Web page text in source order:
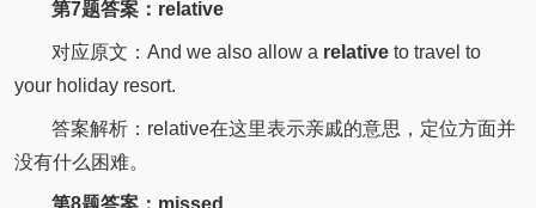
第7题答案：relative
对应原文：And we also allow a relativeto travel to
your holiday resort.
答案解析：relative在这里表示亲戚的意思，定位方面并
没有什么困难。